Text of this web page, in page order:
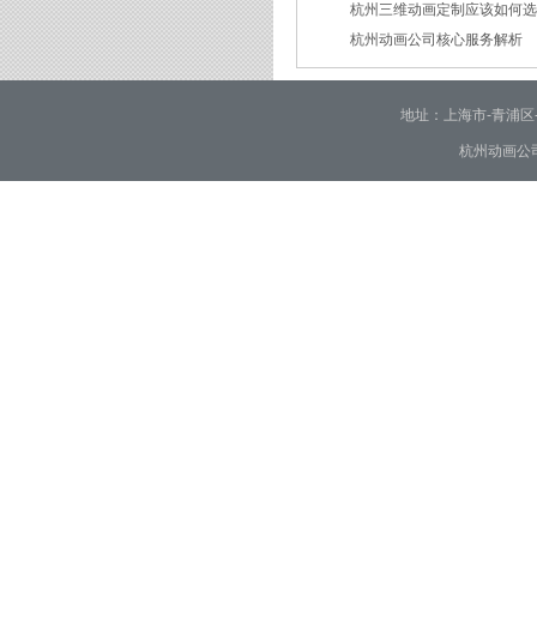
2026/02/09
杭州三维动画定制应该如何
2026/01/30
杭州动画公司核心服务解析
2026/01/28
地址：上海市-青浦
杭州动画公